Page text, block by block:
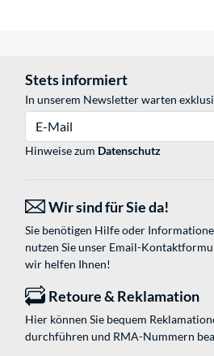
Stets informiert
In unserem Newsletter warten
Hinweise zum Datenschutz
Wir sind für Sie da!
Sie benötigen Hilfe oder
nutzen Sie unser Email-
wir helfen Ihnen!
Retoure & Reklamation
Hier können Sie bequem
durchführen und RMA-Nummern